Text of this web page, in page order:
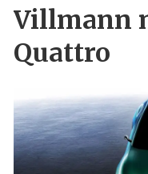
Villmann
Quattro